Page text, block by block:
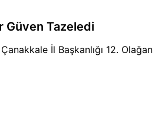
Güven Tazeledi
İl Başkanlığı 12.